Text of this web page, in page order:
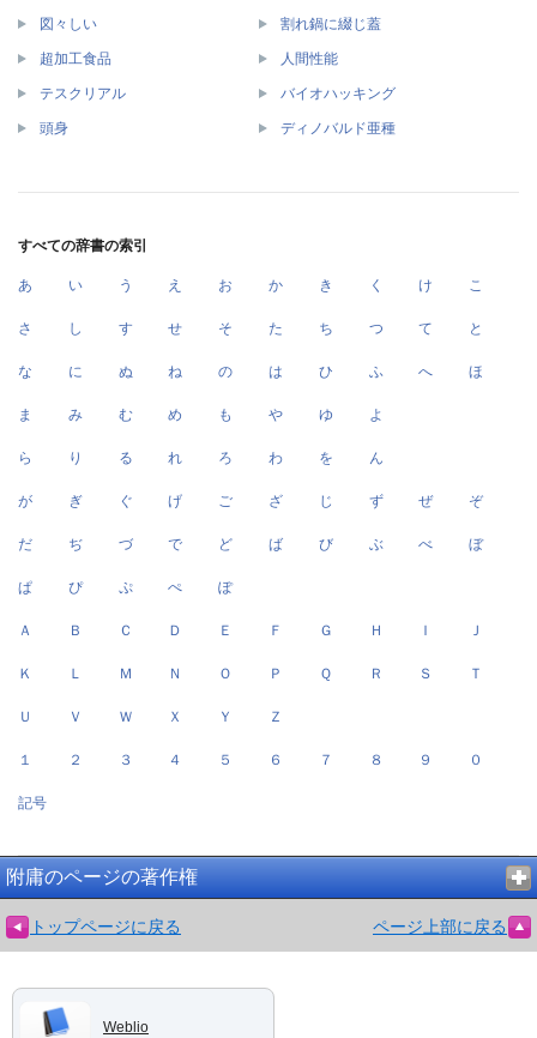
図々しい 割れ鍋に綴じ蓋
超加工食品 人間性能
テスクリアル バイオハッキング
頭身 ディノバルド亜種
すべての辞書の索引
あ い う え お か き く け こ
さ し す せ そ た ち つ て と
な に ぬ ね の は ひ ふ へ ほ
ま み む め も や ゆ よ
ら り る れ ろ わ を ん
が ぎ ぐ げ ご ざ じ ず ぜ ぞ
だ ぢ づ で ど ば び ぶ べ ぼ
ぱ ぴ ぷ ぺ ぽ
Ａ Ｂ Ｃ Ｄ Ｅ Ｆ Ｇ Ｈ Ｉ Ｊ
Ｋ Ｌ Ｍ Ｎ Ｏ Ｐ Ｑ Ｒ Ｓ Ｔ
Ｕ Ｖ Ｗ Ｘ Ｙ Ｚ
１ ２ ３ ４ ５ ６ ７ ８ ９ ０
記号
附庸のページの著作権
トップページに戻る ページ上部に戻る
Weblio